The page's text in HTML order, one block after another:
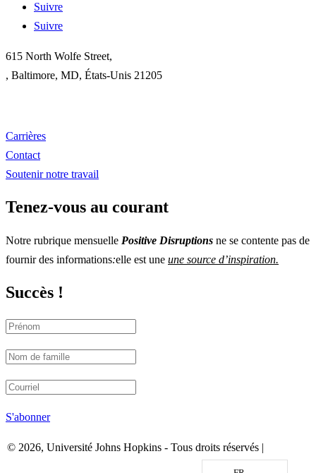
Suivre
Suivre
615 North Wolfe Street,
, Baltimore, MD, États-Unis 21205
Carrières
Contact
Soutenir notre travail
Tenez-vous au courant
Notre rubrique mensuelle Positive Disruptions ne se contente pas de
fournir des informations:elle est une une source d’inspiration.
Succès !
S'abonner
© 2026, Université Johns Hopkins - Tous droits réservés |